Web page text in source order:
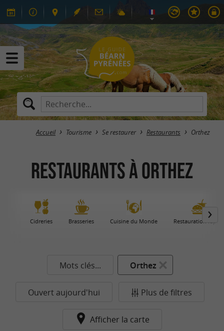
Accueil Tourisme Se restaurer Restaurants Orthez
Restaurants à Orthez
Cidreries Brasseries Cuisine du Monde Restauration rapide
Mots clés... Orthez
Ouvert aujourd'hui Plus de filtres
Afficher la carte